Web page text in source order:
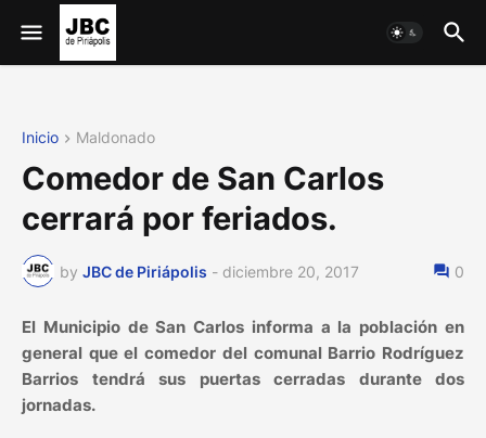
Inicio Maldonado
Comedor de San Carlos
cerrará por feriados.
by JBC de Piriápolis - diciembre 20, 2017 0
El Municipio de San Carlos informa a la población en
general que el comedor del comunal Barrio Rodríguez
Barrios tendrá sus puertas cerradas durante dos
jornadas.